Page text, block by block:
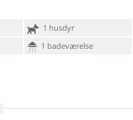
1 husdyr
1 badeværelse